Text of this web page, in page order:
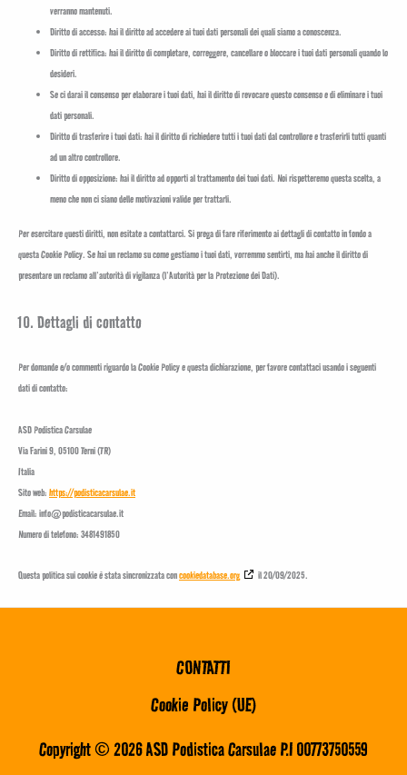
verranno mantenuti.
Diritto di accesso: hai il diritto ad accedere ai tuoi dati personali dei quali siamo a conoscenza.
Diritto di rettifica: hai il diritto di completare, correggere, cancellare o bloccare i tuoi dati personali quando lo
desideri.
Se ci darai il consenso per elaborare i tuoi dati, hai il diritto di revocare questo consenso e di eliminare i tuoi
dati personali.
Diritto di trasferire i tuoi dati: hai il diritto di richiedere tutti i tuoi dati dal controllore e trasferirli tutti quanti
ad un altro controllore.
Diritto di opposizione: hai il diritto ad opporti al trattamento dei tuoi dati. Noi rispetteremo questa scelta, a
meno che non ci siano delle motivazioni valide per trattarli.
Per esercitare questi diritti, non esitate a contattarci. Si prega di fare riferimento ai dettagli di contatto in fondo a
questa Cookie Policy. Se hai un reclamo su come gestiamo i tuoi dati, vorremmo sentirti, ma hai anche il diritto di
presentare un reclamo all’autorità di vigilanza (l’Autorità per la Protezione dei Dati).
10. Dettagli di contatto
Per domande e/o commenti riguardo la Cookie Policy e questa dichiarazione, per favore contattaci usando i seguenti
dati di contatto:
ASD Podistica Carsulae
Via Farini 9, 05100 Terni (TR)
Italia
Sito web:https://podisticacarsulae.it
Email:info@podisticacarsulae.it
Numero di telefono: 3481491850
Questa politica sui cookie è stata sincronizzata concookiedatabase.org il 20/09/2025.
CONTATTI
Cookie Policy (UE)
Copyright © 2026 ASD Podistica Carsulae P.I 00773750559